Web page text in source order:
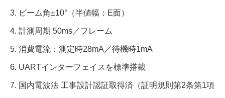
3. ビーム角±10°（半値幅：E面）
4. 計測周期 50ms／フレーム
5. 消費電流：測定時28mA／待機時1mA
6. UARTインターフェイスを標準搭載
7. 国内電波法 工事設計認証取得済（証明規則第2条第1項